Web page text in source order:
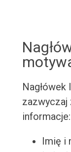
zazwyczaj
informacje:
Imię i